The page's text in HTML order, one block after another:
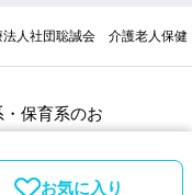
お気に入り
法人社団聡誠会 介護老人保健